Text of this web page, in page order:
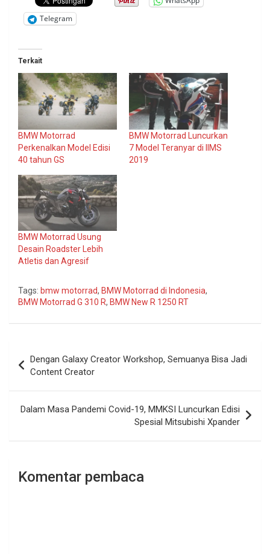
Telegram
Terkait
BMW Motorrad
Perkenalkan Model Edisi
40 tahun GS
BMW Motorrad Luncurkan
7 Model Teranyar di IIMS
2019
BMW Motorrad Usung
Desain Roadster Lebih
Atletis dan Agresif
Tags: bmw motorrad, BMW Motorrad di Indonesia,
BMW Motorrad G 310 R, BMW New R 1250 RT
pos
Dengan Galaxy Creator Workshop, Semuanya Bisa Jadi
Content Creator
Dalam Masa Pandemi Covid-19, MMKSI Luncurkan Edisi
Spesial Mitsubishi Xpander
Komentar pembaca